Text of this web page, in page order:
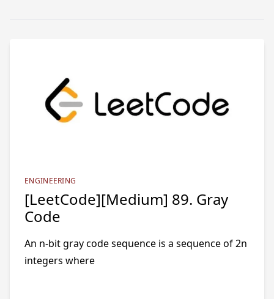
ENGINEERING
[LeetCode][Medium] 89. Gray
Code
An n-bit gray code sequence is a sequence of 2n
integers where